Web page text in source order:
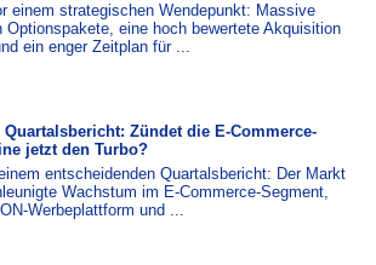
einem strategischen Wendepunkt: Massive
Optionspakete, eine hoch bewertete Akquisition
ein enger Zeitplan für ...
Zündet die E‑Commerce-
jetzt den Turbo?
entscheidenden Quartalsbericht: Der Markt
Wachstum im E-​Commerce-Segment,
​Werbeplattform und ...